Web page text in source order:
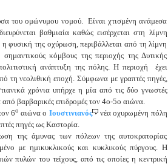
του ομώνυμου νομού. Είναι χτισμένη ανάμεσα
βαθμιαία καθώς εισέρχεται στη λίμνη
φυσική της οχύρωση, περιβάλλεται από τη λίμνη
κόμβους της περιοχής της Δυτικής
ανάπτυξη της πόλης. Η περιοχή έχει
τη νεολιθική εποχή. Σύμφωνα με γραπτές πηγές,
χρόνια υπήρχε η μία από τις δύο γνωστές
βαρβαρικές επιδρομές τον 4ο-5ο αιώνα.
6ο αιώνα ο Ιουστινιανός
νέα οχυρωμένη πόλη
πηγές ως Καστορία.
της άμυνας των πόλεων της αυτοκρατορίας
με ημικυκλικούς και κυκλικούς πύργους. Η
πυλών του τείχους, από τις οποίες η κεντρική